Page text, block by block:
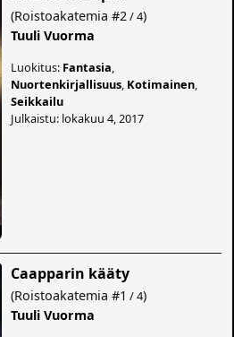
(Roistoakatemia #2 / 4)
Tuuli Vuorma
Luokitus: Fantasia
Nuortenkirjallisuus Kotimainen
Seikkailu
Julkaistu: lokakuu 4, 2017
Caapparin kääty
(Roistoakatemia #1 / 4)
Tuuli Vuorma